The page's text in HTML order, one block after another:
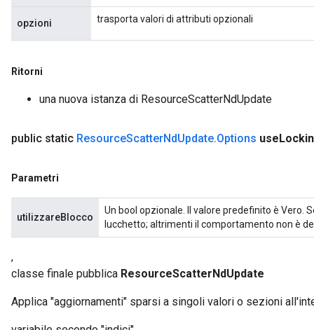
opzioni trasporta valori di attributi opzionali
Ritorni
una nuova istanza di ResourceScatterNdUpdate
public static ResourceScatterNdUpdate.Options use
Parametri
utilizzareBlocco
Un bool opzionale. Il valore predefinito è Vero.
lucchetto; altrimenti il ​​comportamento non è
,
classe finale pubblica ResourceScatterNdUpdate
Applica "aggiornamenti" sparsi a singoli valori o sezioni